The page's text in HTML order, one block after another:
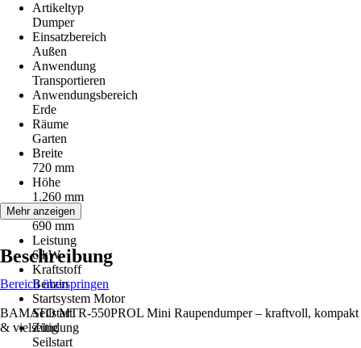
Artikeltyp
Dumper
Einsatzbereich
Außen
Anwendung
Transportieren
Anwendungsbereich
Erde
Räume
Garten
Breite
720 mm
Höhe
1.260 mm
Tiefe
690 mm
Leistung
6 kW
Kraftstoff
Benzin
Startsystem Motor
Seilstart
Zündung
Seilstart
Mehr anzeigen
Beschreibung
Bereich überspringen
BAMATO MTR-550PROL Mini Raupendumper – kraftvoll, kompakt
& vielseitig